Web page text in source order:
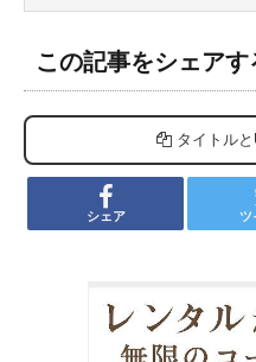
この記事をシェアす
タイトルと
シェア ツ